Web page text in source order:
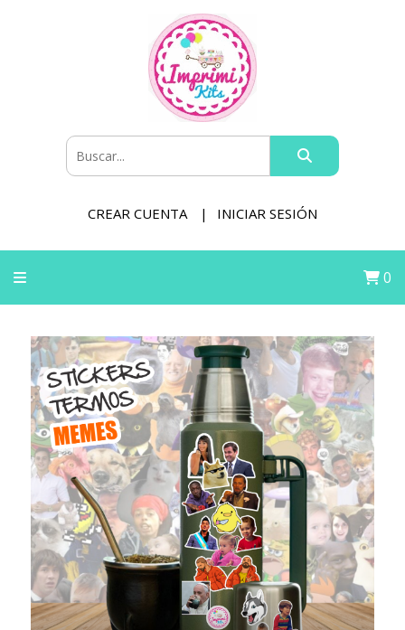
CREAR CUENTA INICIAR SESIÓN
0